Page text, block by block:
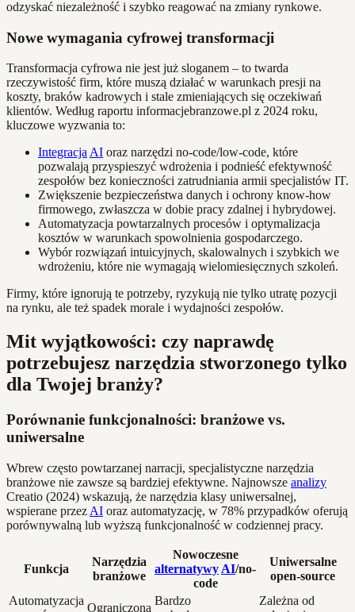
odzyskać niezależność i szybko reagować na zmiany rynkowe.
Nowe wymagania cyfrowej transformacji
Transformacja cyfrowa nie jest już sloganem – to twarda
rzeczywistość firm, które muszą działać w warunkach presji na
koszty, braków kadrowych i stale zmieniających się oczekiwań
klientów. Według raportu informacjebranzowe.pl z 2024 roku,
kluczowe wyzwania to:
Integracja AI oraz narzędzi no-code/low-code, które
pozwalają przyspieszyć wdrożenia i podnieść efektywność
zespołów bez konieczności zatrudniania armii specjalistów IT.
Zwiększenie bezpieczeństwa danych i ochrony know-how
firmowego, zwłaszcza w dobie pracy zdalnej i hybrydowej.
Automatyzacja powtarzalnych procesów i optymalizacja
kosztów w warunkach spowolnienia gospodarczego.
Wybór rozwiązań intuicyjnych, skalowalnych i szybkich we
wdrożeniu, które nie wymagają wielomiesięcznych szkoleń.
Firmy, które ignorują te potrzeby, ryzykują nie tylko utratę pozycji
na rynku, ale też spadek morale i wydajności zespołów.
Mit wyjątkowości: czy naprawdę
potrzebujesz narzędzia stworzonego tylko
dla Twojej branży?
Porównanie funkcjonalności: branżowe vs.
uniwersalne
Wbrew często powtarzanej narracji, specjalistyczne narzędzia
branżowe nie zawsze są bardziej efektywne. Najnowsze analizy
Creatio (2024) wskazują, że narzędzia klasy uniwersalnej,
wspierane przez AI oraz automatyzację, w 78% przypadków oferują
porównywalną lub wyższą funkcjonalność w codziennej pracy.
Funkcja
Narzędzia
branżowe
Nowoczesne
alternatywy AI/no-
code
Uniwersalne
open-source
Automatyzacja
Ograniczona
Bardzo
Zależna od